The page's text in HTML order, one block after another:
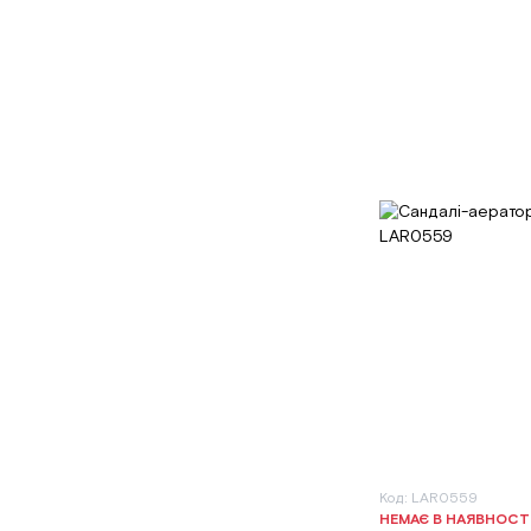
Код: LAR0559
НЕМАЄ В